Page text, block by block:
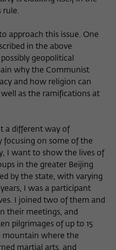
rule.
approach this issue. One
in the above
geopolitical
why the Communist
and how religion can
as the ramifications at
a different way of
focusing on some of the
I want to show the lives of
in the greater Beijing
by the state, with varying
I was a participant
I joined two of them and
their meetings, and
pilgrimages of up to 15
mountain where the
martial arts, and